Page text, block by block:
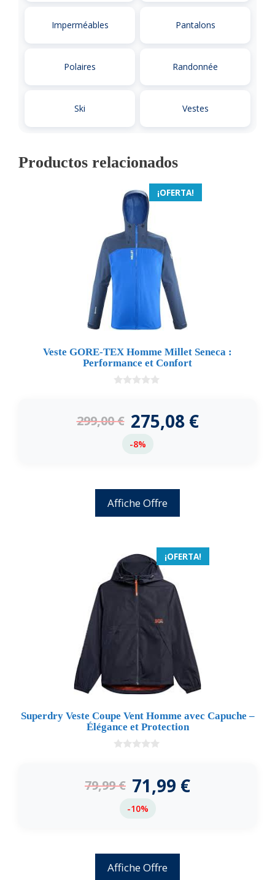
Imperméables Pantalons
Polaires Randonnée
Ski Vestes
Productos relacionados
¡OFERTA!
Veste GORE-TEX Homme Millet Seneca :
Performance et Confort
5
299,00€ 275,08 €
-8%
Affiche Offre
¡OFERTA!
Superdry Veste Coupe Vent Homme avec Capuche –
Élégance et Protection
5
79,99€ 71,99 €
-10%
Affiche Offre